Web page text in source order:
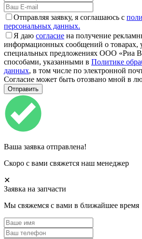
Отправляя заявку, я соглашаюсь с
персональных данных.
Я даю согласие на получение
информационных сообщений о товарах,
специальных предложениях ООО «Риа
способами, указанными в Политике
данных, в том числе по электронной
Согласие может быть отозвано мной в
Ваша заявка отправлена!
Скоро с вами свяжется наш менеджер
✕
Заявка на запчасти
Мы свяжемся с вами в ближайшее время